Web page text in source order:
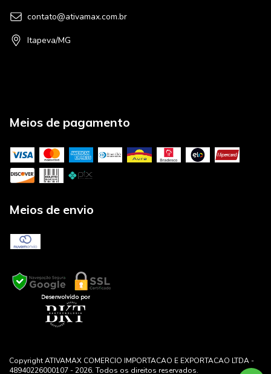
contato@ativamax.com.br
Itapeva/MG
Meios de pagamento
Meios de envio
Copyright ATIVAMAX COMERCIO IMPORTACAO E EXPORTACAO LTDA -
48940226000107 - 2026. Todos os direitos reservados.